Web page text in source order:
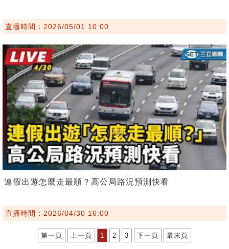
直播時間：2026/05/01 10:00
連假出遊怎麼走最順？高公局路況預測快看
直播時間：2026/04/30 16:00
第一頁 上一頁 1 2 3 下一頁 最末頁